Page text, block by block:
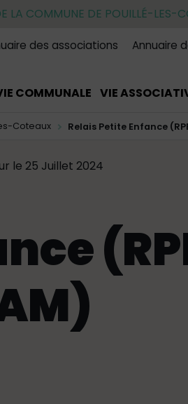
LA COMMUNE DE POUILLÉ-LES-
des associations Annuaire
COMMUNALE VIE
Coteaux Relais Petite Enfance
le 25 Juillet 2024